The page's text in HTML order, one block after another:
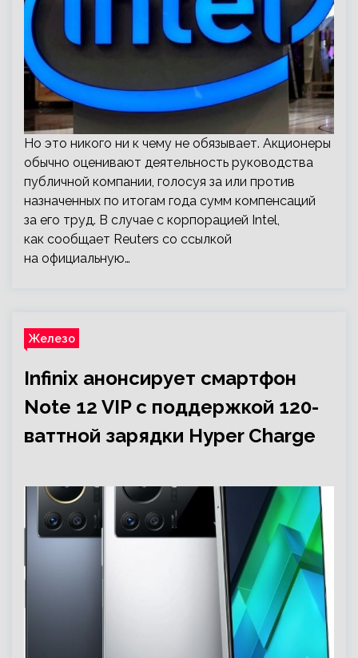
Но это никого ни к чему не обязывает. Акционеры
обычно оценивают деятельность руководства
публичной компании, голосуя за или против
назначенных по итогам года сумм компенсаций
за его труд. В случае с корпорацией Intel,
как сообщает Reuters со ссылкой
на официальную…
Железо
Infinix анонсирует смартфон
Note 12 VIP с поддержкой 120-
ваттной зарядки Hyper Charge